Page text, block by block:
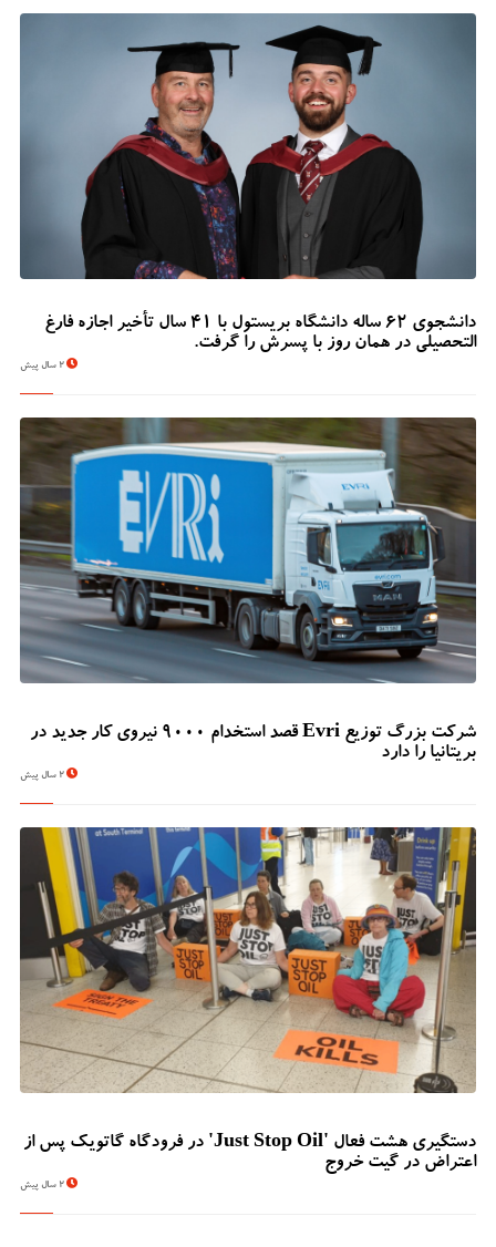
دانشجوی 62 ساله دانشگاه بریستول با 41 سال تأخیر اجازه فارغ
التحصیلی در همان روز با پسرش را گرفت.
2 سال پیش
شرکت بزرگ توزیع Evri قصد استخدام ۹۰۰۰ نیروی کار جدید در
بریتانیا را دارد
2 سال پیش
دستگیری هشت فعال 'Just Stop Oil' در فرودگاه گاتویک پس از
اعتراض در گیت خروج
2 سال پیش